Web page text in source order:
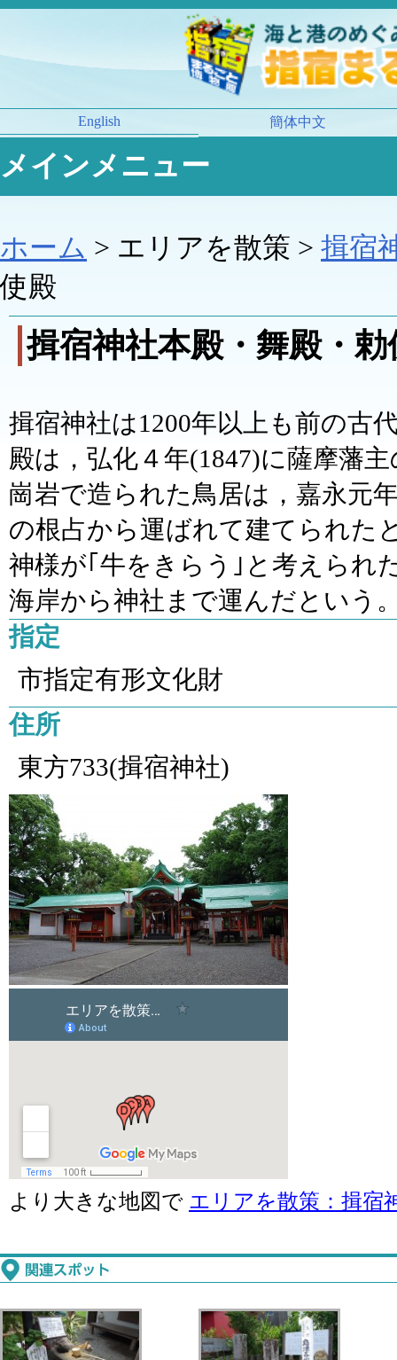
English 簡体中文
メインメニュー
ホーム > エリアを散策 > 揖宿
使殿
揖宿神社本殿・舞殿・勅
揖宿神社は1200年以上も前の古
殿は，弘化４年(1847)に薩摩藩
崗岩で造られた鳥居は，嘉永元
の根占から運ばれて建てられた
神様が｢牛をきらう｣と考えられ
海岸から神社まで運んだという
指定
市指定有形文化財
住所
東方733(揖宿神社)
より大きな地図で エリアを散策：揖宿